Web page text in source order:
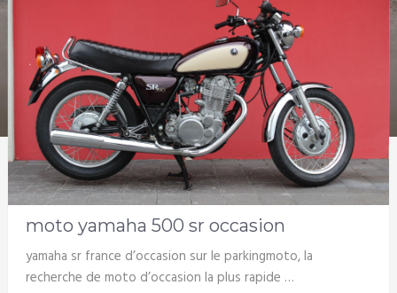
moto yamaha 500 sr occasion
yamaha sr france d’occasion sur le parkingmoto, la
recherche de moto d’occasion la plus rapide …